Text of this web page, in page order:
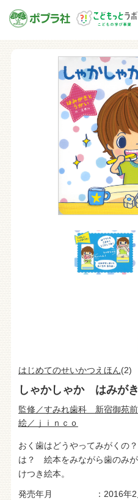
はじめてのせいかつえほん(2)
しゃかしゃか はみがき
監修／すみれ歯科 新宿御苑
絵／ｊｉｎｃｏ
おく歯はどうやってみがくの
は？ 絵本をみながら歯のみ
けつき絵本。
発売年月
2016年2